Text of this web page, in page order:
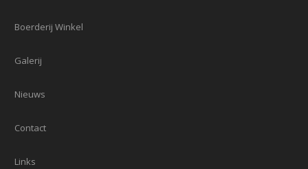
Boerderij Winkel
Galerij
Nieuws
Contact
Links